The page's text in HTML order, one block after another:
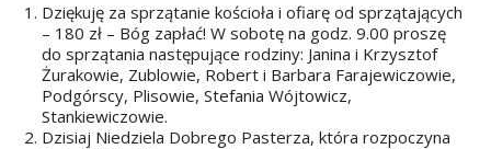
Dziękuję za sprzątanie kościoła i ofiarę od sprzątających
– 180 zł – Bóg zapłać! W sobotę na godz. 9.00 proszę
do sprzątania następujące rodziny: Janina i Krzysztof
Żurakowie, Zublowie, Robert i Barbara Farajewiczowie,
Podgórscy, Plisowie, Stefania Wójtowicz,
Stankiewiczowie.
Dzisiaj Niedziela Dobrego Pasterza, która rozpoczyna